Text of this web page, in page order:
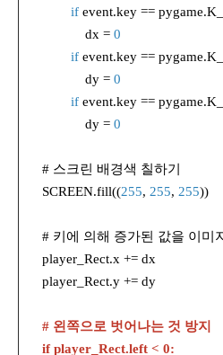
if event.key ==
dx = 0
if event.key ==
dy = 0
if event.key ==
dy = 0
# 스크린 배경색 칠하기
SCREEN.fill((255, 255, 255))
# 키에 의해 증가된 값을 이미
player_Rect.x += dx
player_Rect.y += dy
# 왼쪽으로 벗어나는 것 방지
if player_Rect.left < 0: